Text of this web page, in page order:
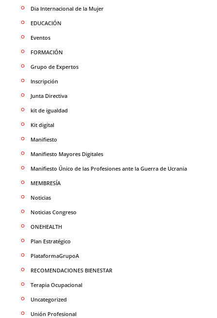
Dia Internacional de la Mujer
EDUCACIÓN
Eventos
FORMACIÓN
Grupo de Expertos
Inscripción
Junta Directiva
kit de igualdad
Kit digital
Manifiesto
Manifiesto Mayores Digitales
Manifiesto Único de las Profesiones ante la Guerra de Ucrania
MEMBRESÍA
Noticias
Noticias Congreso
ONEHEALTH
Plan Estratégico
PlataformaGrupoA
RECOMENDACIONES BIENESTAR
Terapia Ocupacional
Uncategorized
Unión Profesional